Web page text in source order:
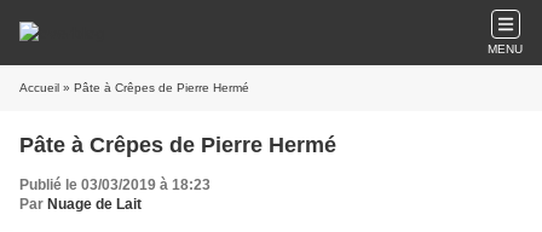
MENU
Accueil » Pâte à Crêpes de Pierre Hermé
Pâte à Crêpes de Pierre Hermé
Publié le 03/03/2019 à 18:23
Par Nuage de Lait